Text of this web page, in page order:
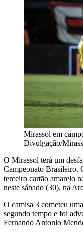
Mirassol em
Divulgação/
O Mirassol terá um
Campeonato Brasileiro.
terceiro cartão amarelo
neste sábado (30), na
O camisa 3 cometeu
segundo tempo e foi
Fernando Antonio